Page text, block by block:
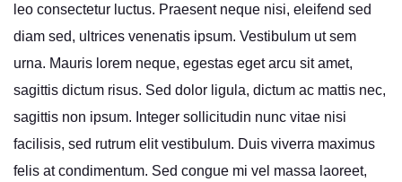
leo consectetur luctus. Praesent neque nisi, eleifend sed
diam sed, ultrices venenatis ipsum. Vestibulum ut sem
urna. Mauris lorem neque, egestas eget arcu sit amet,
sagittis dictum risus. Sed dolor ligula, dictum ac mattis nec,
sagittis non ipsum. Integer sollicitudin nunc vitae nisi
facilisis, sed rutrum elit vestibulum. Duis viverra maximus
felis at condimentum. Sed congue mi vel massa laoreet,